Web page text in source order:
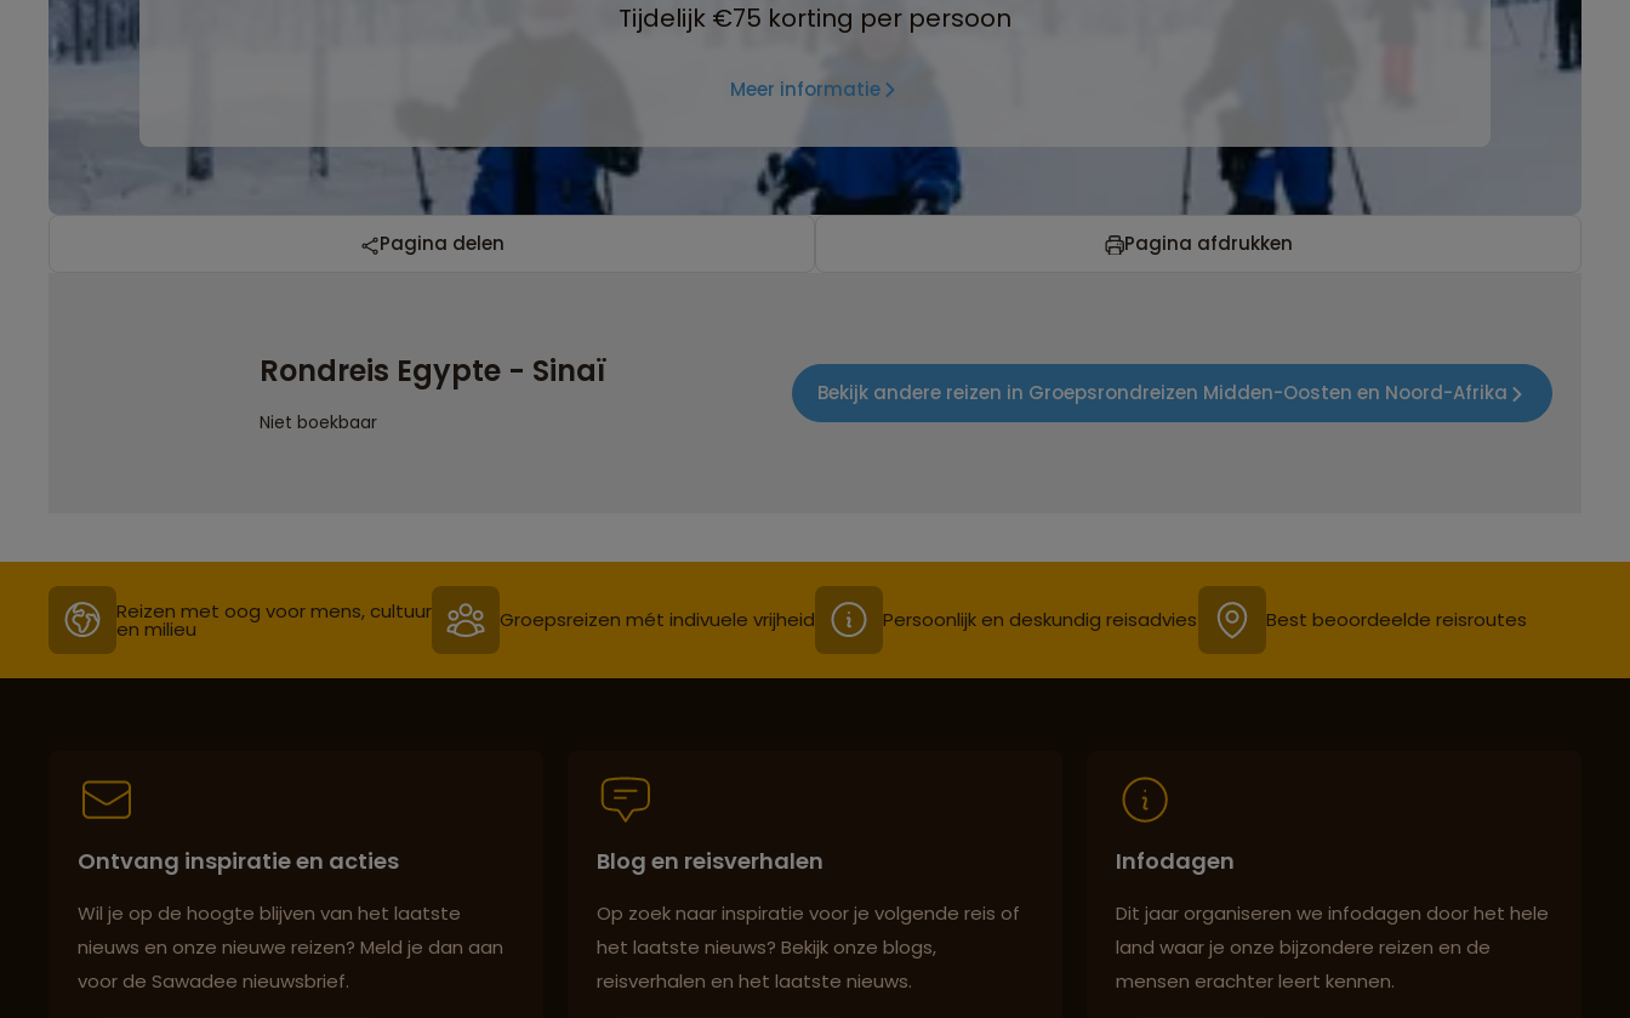
Tijdelijk €75 korting per persoon
Meer informatie
Pagina delen Pagina afdrukken
Rondreis Egypte - Sinaï
Niet boekbaar
Bekijk andere reizen in Groepsrondreizen Midden-Oosten en Noord-Afrika
Reizen met oog voor mens, cultuur
en milieu Groepsreizen mét indivuele vrijheid Persoonlijk en deskundig reisadvies Best beoordeelde reisroutes
Ontvang inspiratie en acties
Wil je op de hoogte blijven van het laatste
nieuws en onze nieuwe reizen? Meld je dan aan
voor de Sawadee nieuwsbrief.
Blog en reisverhalen
Op zoek naar inspiratie voor je volgende reis of
het laatste nieuws? Bekijk onze blogs,
reisverhalen en het laatste nieuws.
Infodagen
Dit jaar organiseren we infodagen door het hele
land waar je onze bijzondere reizen en de
mensen erachter leert kennen.